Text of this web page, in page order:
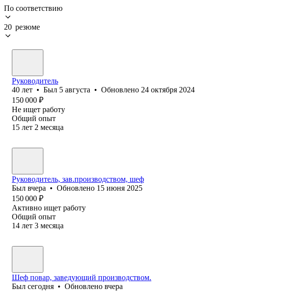
По соответствию
20 резюме
Руководитель
40 лет • Был 5 августа • Обновлено 24 октября 2024
150 000 ₽
Не ищет работу
Общий опыт
15 лет 2 месяца
Руководитель, зав.производством, шеф
Был вчера • Обновлено 15 июня 2025
150 000 ₽
Активно ищет работу
Общий опыт
14 лет 3 месяца
Шеф повар, заведующий производством.
Был сегодня • Обновлено вчера